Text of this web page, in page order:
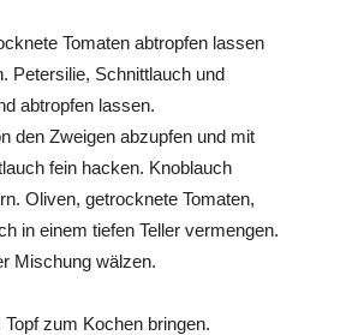
Tomaten abtropfen lassen
Petersilie, Schnittlauch und
abtropfen lassen.
den Zweigen abzupfen und mit
fein hacken. Knoblauch
Oliven, getrocknete Tomaten,
in einem tiefen Teller vermengen.
Mischung wälzen.
zum Kochen bringen.